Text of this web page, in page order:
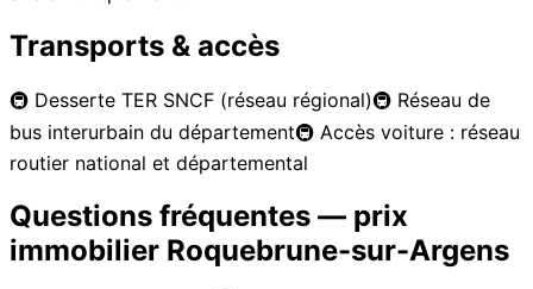
Transports & accès
🚇 Desserte TER SNCF (réseau régional)🚇 Réseau de
bus interurbain du département🚇 Accès voiture : réseau
routier national et départemental
Questions fréquentes — prix
immobilier Roquebrune-sur-Argens